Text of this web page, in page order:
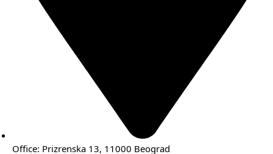
Office: Prizrenska 13, 11000 Beograd